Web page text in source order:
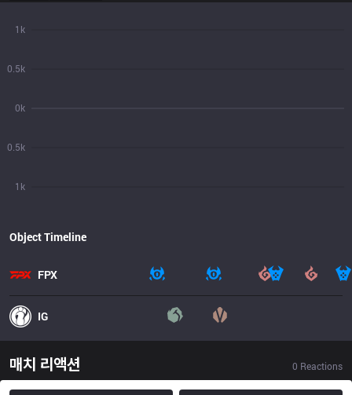
1k
0.5k
0k
0.5k
1k
Object Timeline
FPX
IG
매치 리액션 0 Reactions